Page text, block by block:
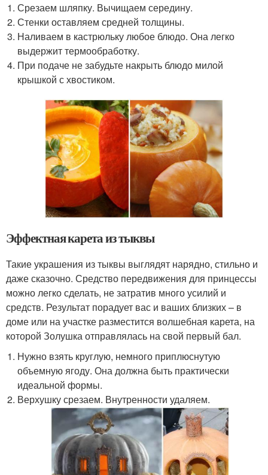
Срезаем шляпку. Вычищаем середину.
Стенки оставляем средней толщины.
Наливаем в кастрюльку любое блюдо. Она легко
выдержит термообработку.
При подаче не забудьте накрыть блюдо милой
крышкой с хвостиком.
Эффектная карета из тыквы
Такие украшения из тыквы выглядят нарядно, стильно и
даже сказочно. Средство передвижения для принцессы
можно легко сделать, не затратив много усилий и
средств. Результат порадует вас и ваших близких – в
доме или на участке разместится волшебная карета, на
которой Золушка отправлялась на свой первый бал.
Нужно взять круглую, немного приплюснутую
объемную ягоду. Она должна быть практически
идеальной формы.
Верхушку срезаем. Внутренности удаляем.